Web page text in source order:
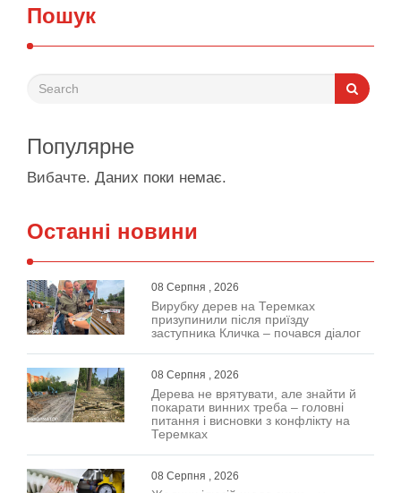
Пошук
Популярне
Вибачте. Даних поки немає.
Останні новини
08 Серпня , 2026
Вирубку дерев на Теремках
призупинили після приїзду
заступника Кличка – почався діалог
08 Серпня , 2026
Дерева не врятувати, але знайти й
покарати винних треба – головні
питання і висновки з конфлікту на
Теремках
08 Серпня , 2026